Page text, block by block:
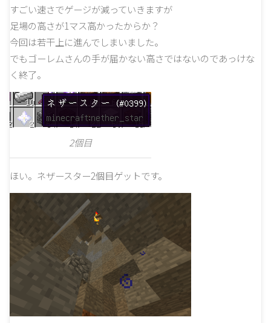
すごい速さでゲージが減っていきますが
足場の高さが1マス高かったからか？
今回は若干上に進んでしまいました。
でもゴーレムさんの手が届かない高さではないのであっけな
く終了。
2個目
ほい。ネザースター2個目ゲットです。